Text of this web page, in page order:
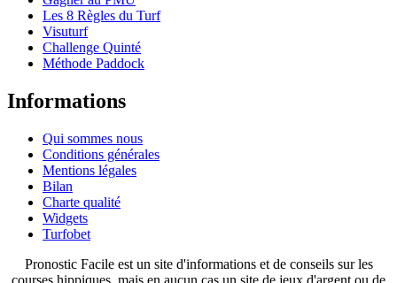
Les 8 Règles du Turf
Visuturf
Challenge Quinté
Méthode Paddock
Informations
Qui sommes nous
Conditions générales
Mentions légales
Bilan
Charte qualité
Widgets
Turfobet
Pronostic Facile est un site d'informations et de conseils sur les
courses hippiques, mais en aucun cas un site de jeux d'argent ou de